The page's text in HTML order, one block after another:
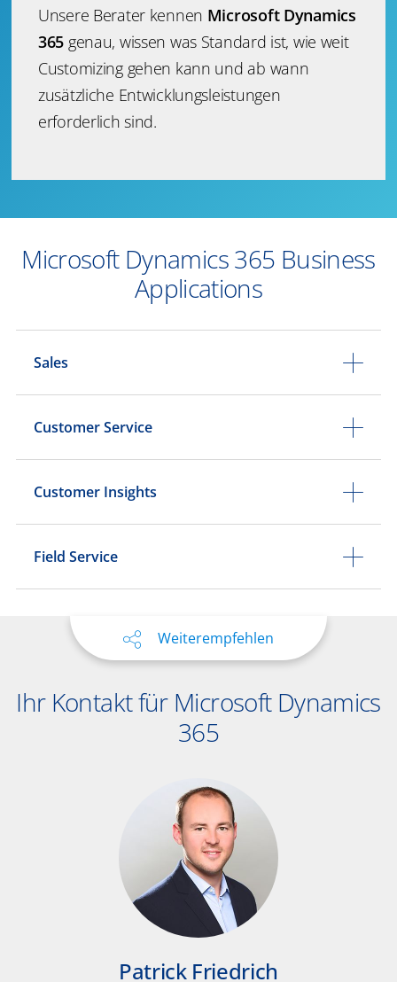
Unsere Berater kennen Microsoft Dynamics
365 genau, wissen was Standard ist, wie weit
Customizing gehen kann und ab wann
zusätzliche Entwicklungsleistungen
erforderlich sind.
Microsoft Dynamics 365 Business
Applications
Sales
Customer Service
Customer Insights
Field Service
Weiterempfehlen
Ihr Kontakt für Microsoft Dynamics
365
Patrick Friedrich